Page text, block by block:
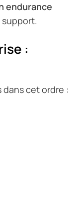
endurance
:
dans cet ordre :